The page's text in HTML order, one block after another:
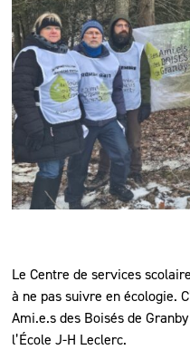
Le Centre de services
à ne pas suivre en écologie.
Ami.e.s des Boisés de
l’École J-H Leclerc.